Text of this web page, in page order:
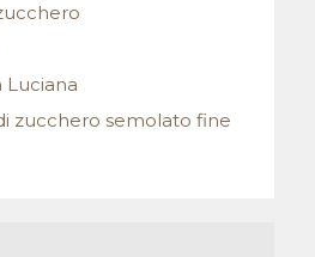
Luciana
zucchero semolato fine